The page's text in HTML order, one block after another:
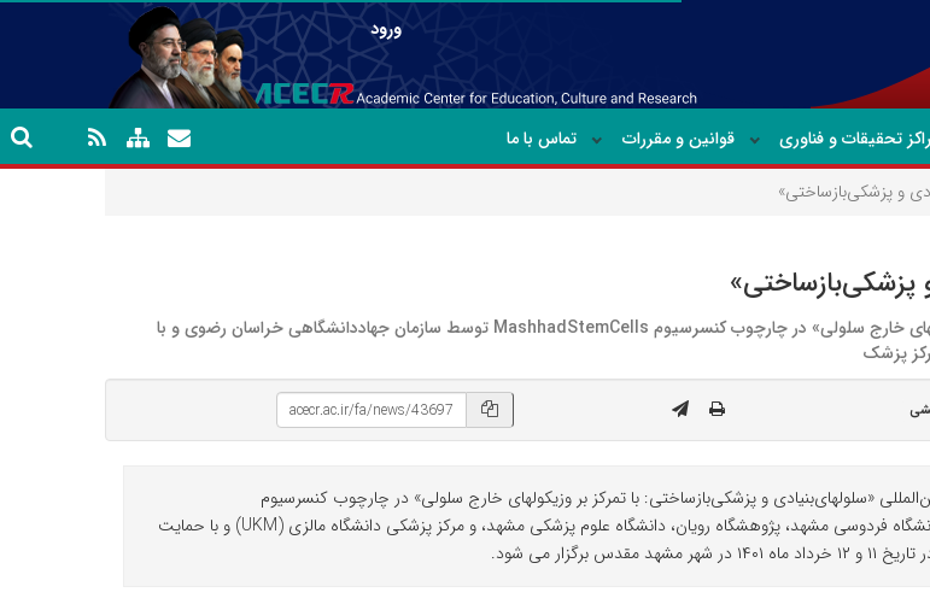
ورود
تحقیقات و فناوری قوانین و مقررات
تماس با ما
و پزشکی‌بازساختی»
پزشکی‌بازساختی»
سومین سمپوزیوم بین‌المللی «سلول‏های‌بنیادی و پزشکی‌بازساختی: با تمرکز بر وزیکول‏های خارج سلولی» در چارچوب کنسرسیوم MashhadStemCells توسط سازمان جهاد‏دانشگاهی خراسان رضوی و با
پزشک
«سلول‏های‌بنیادی و پزشکی‌بازساختی: با تمرکز بر وزیکول‏های خارج سلولی» در چارچوب کنسرسیوم
MashhadStemCells توسط سازمان جهاد‏دانشگاهی خراسان رضوی و با همکاری دانشگاه فردوسی مشهد، پژوهشگاه رویان، دانشگاه علوم پزشکی مشهد، و مرکز پزشکی دانشگاه مالزی (UKM) و با حمایت
می شود.